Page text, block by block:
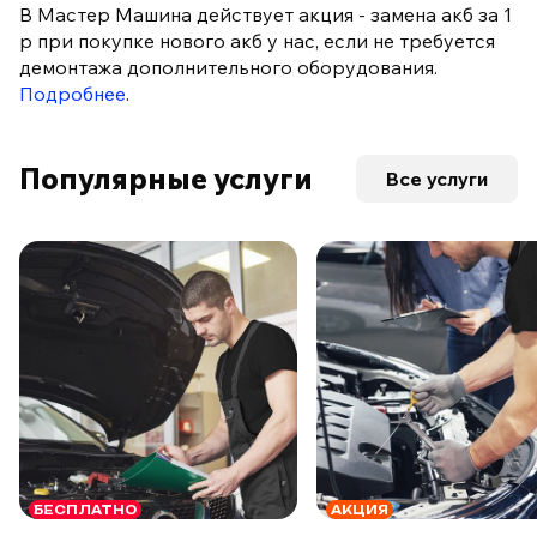
В Мастер Машина действует акция - замена акб за 1
р при покупке нового акб у нас, если не требуется
демонтажа дополнительного оборудования.
Подробнее.
Популярные услуги Все услуги
БЕСПЛАТНО АКЦИЯ